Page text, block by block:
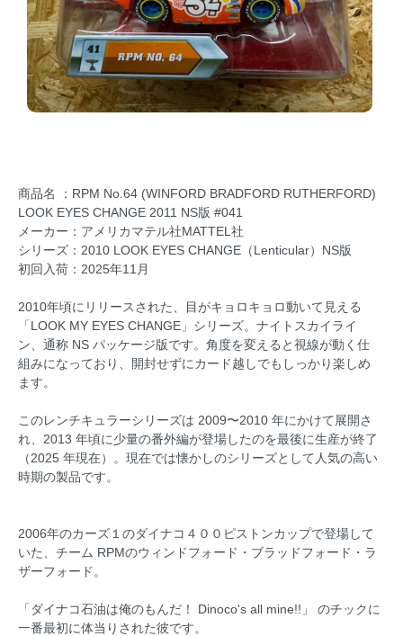
商品名 ：RPM No.64 (WINFORD BRADFORD RUTHERFORD)
LOOK EYES CHANGE 2011 NS版 #041
メーカー：アメリカマテル社MATTEL社
シリーズ：2010 LOOK EYES CHANGE（Lenticular）NS版
初回入荷：2025年11月
2010年頃にリリースされた、目がキョロキョロ動いて見える
「LOOK MY EYES CHANGE」シリーズ。ナイトスカイライ
ン、通称 NS パッケージ版です。角度を変えると視線が動く仕
組みになっており、開封せずにカード越しでもしっかり楽しめ
ます。
このレンチキュラーシリーズは 2009〜2010 年にかけて展開さ
れ、2013 年頃に少量の番外編が登場したのを最後に生産が終了
（2025 年現在）。現在では懐かしのシリーズとして人気の高い
時期の製品です。
2006年のカーズ１のダイナコ４００ピストンカップで登場して
いた、チーム RPMのウィンドフォード・ブラッドフォード・ラ
ザーフォード。
「ダイナコ石油は俺のもんだ！ Dinoco's all mine!!」 のチックに
一番最初に体当りされた彼です。